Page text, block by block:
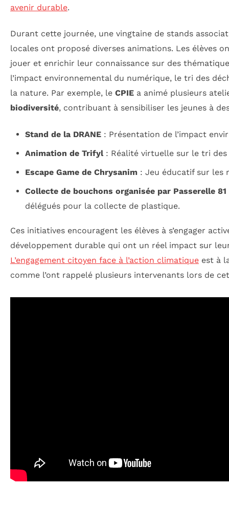
avenir durable.
Durant cette journée, une vingtaine de stands
locales ont proposé diverses animations. Les élèves
jouer et enrichir leur connaissance sur des
l’impact environnemental du numérique, le tri des
la nature. Par exemple, le CPIE a animé plusieurs
biodiversité, contribuant à sensibiliser les jeunes à
Stand de la DRANE: Présentation de l’impact
Animation de Trifyl: Réalité virtuelle sur le tri des
Escape Game de Chrysanim: Jeu éducatif sur les
Collecte de bouchons organisée par Passerelle 81
délégués pour la collecte de plastique.
Ces initiatives encouragent les élèves à s’engager
développement durable qui ont un réel impact sur
L’engagement citoyen face à l’action climatique est à
comme l’ont rappelé plusieurs intervenants lors de